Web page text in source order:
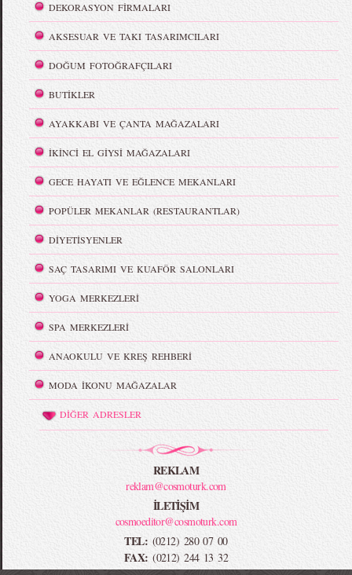
DEKORASYON FİRMALARI
AKSESUAR VE TAKI TASARIMCILARI
DOĞUM FOTOĞRAFÇILARI
BUTİKLER
AYAKKABI VE ÇANTA MAĞAZALARI
İKİNCİ EL GİYSİ MAĞAZALARI
GECE HAYATI VE EĞLENCE MEKANLARI
POPÜLER MEKANLAR (RESTAURANTLAR)
DİYETİSYENLER
SAÇ TASARIMI VE KUAFÖR SALONLARI
YOGA MERKEZLERİ
SPA MERKEZLERİ
ANAOKULU VE KREŞ REHBERİ
MODA İKONU MAĞAZALAR
DİĞER ADRESLER
REKLAM
reklam@cosmoturk.com
İLETİŞİM
cosmoeditor@cosmoturk.com
TEL: (0212) 280 07 00
FAX: (0212) 244 13 32